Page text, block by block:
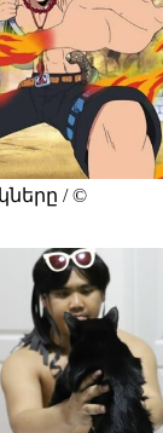
/ ©